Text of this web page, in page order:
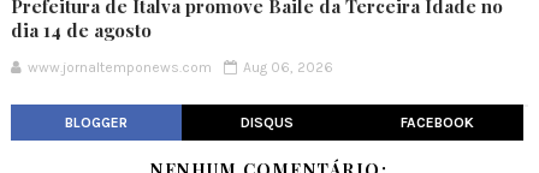
Prefeitura de Italva promove Baile da Terceira Idade no
dia 14 de agosto
www.jornaltemponews.com Aug 06, 2026
BLOGGER DISQUS FACEBOOK